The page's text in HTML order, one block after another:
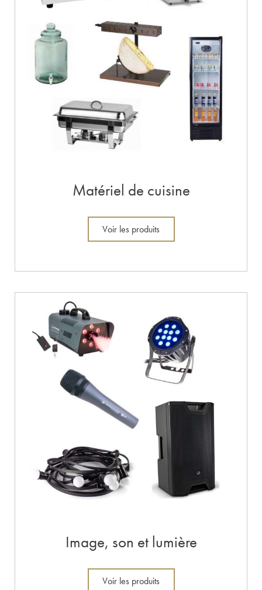
Matériel de cuisine
Voir les produits
Image, son et lumière
Voir les produits